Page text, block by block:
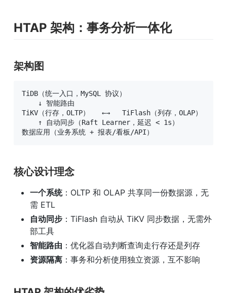
HTAP 架构：事务分析一体化
架构图
TiDB（统一入口，MySQL 协议）
    ↓ 智能路由
TiKV（行存，OLTP）   ←→   TiFlash（列存，OLAP）
    ↑ 自动同步（Raft Learner，延迟 < 1s）
数据应用（业务系统 + 报表/看板/API）
核心设计理念
一个系统：OLTP 和 OLAP 共享同一份数据源，无
需 ETL
自动同步 ：TiFlash 自动从 TiKV 同步数据，无需外
部工具
智能路由 ：优化器自动判断查询走行存还是列存
资源隔离 ：事务和分析使用独立资源，互不影响